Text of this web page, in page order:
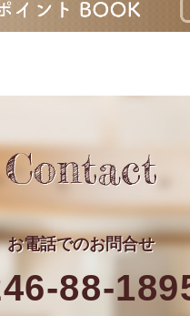
Contact
お電話でのお問合せ
88-